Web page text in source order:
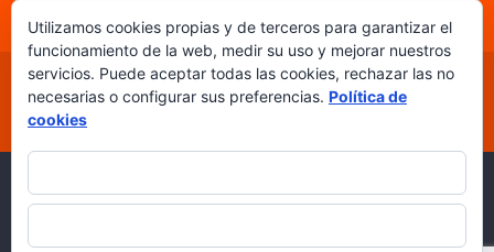
Inicio PuestoxPuesto Puestos
Colaboradores
Los Miércoles + Freshlovers
Ganadores
Contacto
Utilizamos cookies propias y de terceros para garantizar el
funcionamiento de la web, medir su uso y mejorar nuestros
servicios. Puede aceptar todas las cookies, rechazar las no
necesarias o configurar sus preferencias. Política de
cookies